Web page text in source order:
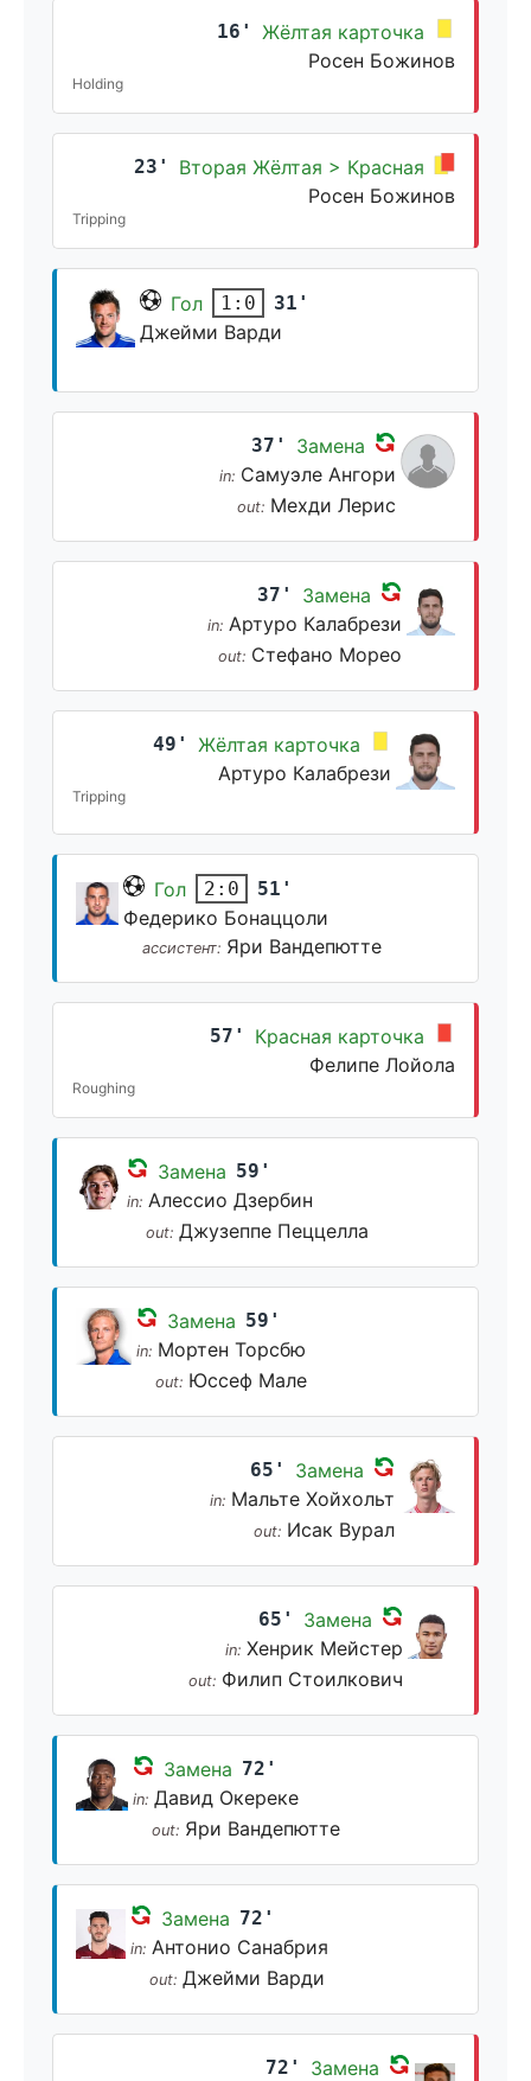
16'
Жёлтая карточка
Росен Божинов
Holding
23'
Вторая Жёлтая > Красная
Росен Божинов
Tripping
Гол 1:0 31'
Джейми Варди
37' Замена
in: Самуэле Ангори
out: Мехди Лерис
37' Замена
in: Артуро Калабрези
out: Стефано Морео
49'
Жёлтая карточка
Артуро Калабрези
Tripping
Гол 2:0 51'
Федерико Бонаццоли
ассистент: Яри Вандепютте
57'
Красная карточка
Фелипе Лойола
Roughing
Замена 59'
in: Алессио Дзербин
out: Джузеппе Пеццелла
Замена 59'
in: Мортен Торсбю
out: Юссеф Мале
65' Замена
in: Мальте Хойхольт
out: Исак Вурал
65' Замена
in: Хенрик Мейстер
out: Филип Стоилкович
Замена 72'
in: Давид Окереке
out: Яри Вандепютте
Замена 72'
in: Антонио Санабрия
out: Джейми Варди
72' Замена